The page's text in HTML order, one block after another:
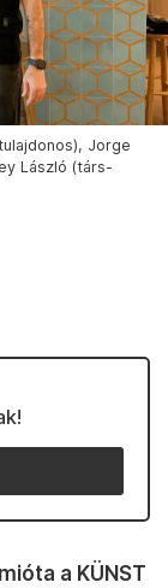
Jorge
László (társ-
a KÜNST